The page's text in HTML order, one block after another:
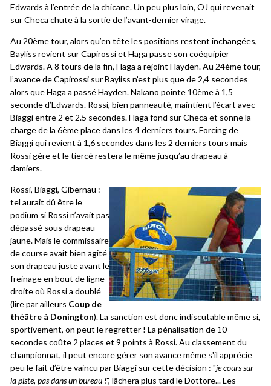
Edwards à l’entrée de la chicane. Un peu plus loin, OJ qui revenait
sur Checa chute à la sortie de l’avant-dernier virage.
Au 20ème tour, alors qu’en tête les positions restent inchangées,
Bayliss revient sur Capirossi et Haga passe son coéquipier
Edwards. A 8 tours de la fin, Haga a rejoint Hayden. Au 24ème tour,
l’avance de Capirossi sur Bayliss n’est plus que de 2,4 secondes
alors que Haga a passé Hayden. Nakano pointe 10ème à 1,5
seconde d’Edwards. Rossi, bien panneauté, maintient l’écart avec
Biaggi entre 2 et 2.5 secondes. Haga fond sur Checa et sonne la
charge de la 6ème place dans les 4 derniers tours. Forcing de
Biaggi qui revient à 1,6 secondes dans les 2 derniers tours mais
Rossi gère et le tiercé restera le même jusqu’au drapeau à
damiers.
Rossi, Biaggi, Gibernau :
tel aurait dû être le
podium si Rossi n’avait pas
dépassé sous drapeau
jaune. Mais le commissaire
de course avait bien agité
son drapeau juste avant le
freinage en bout de ligne
droite où Rossi a doublé
(lire par ailleurs Coup de
théâtre à Donington). La sanction est donc indiscutable même si,
sportivement, on peut le regretter ! La pénalisation de 10
secondes coûte 2 places et 9 points à Rossi. Au classement du
championnat, il peut encore gérer son avance même s'il apprécie
peu le fait d’être vaincu par Biaggi sur cette décision : "je cours sur
la piste, pas dans un bureau !", lâchera plus tard le Dottore... Les